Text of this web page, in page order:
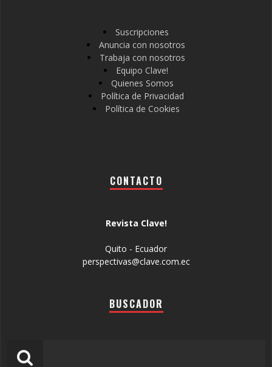
Suscripciones
Anuncia con nosotros
Trabaja con nosotros
Equipo Clave!
Quienes Somos
Política de Privacidad
Política de Cookies
CONTACTO
Revista Clave!
Quito - Ecuador
perspectivas@clave.com.ec
BUSCADOR